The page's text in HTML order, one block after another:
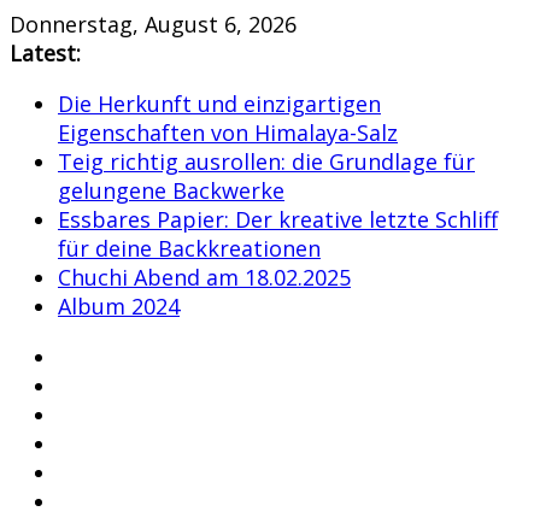
Skip
to
Donnerstag, August 6, 2026
Latest:
Die Herkunft und einzigartigen
Eigenschaften von Himalaya-Salz
Teig richtig ausrollen: die Grundlage für
gelungene Backwerke
Essbares Papier: Der kreative letzte Schliff
für deine Backkreationen
Chuchi Abend am 18.02.2025
Album 2024